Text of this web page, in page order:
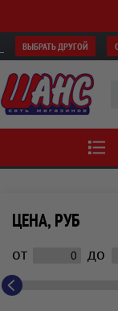
ВЫБРАТЬ ДРУГОЙ
ЦЕНА, РУБ
от до